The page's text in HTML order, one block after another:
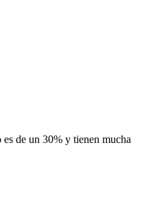
de un 30% y tienen mucha